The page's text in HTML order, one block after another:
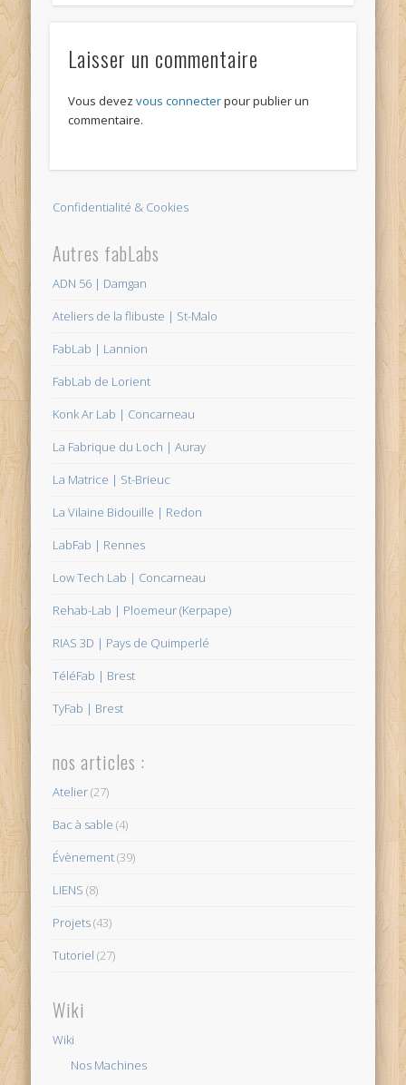
Laisser un commentaire
Vous devez vous connecterpour publier un
commentaire.
Confidentialité & Cookies
Autres fabLabs
ADN 56 | Damgan
Ateliers de la flibuste | St-Malo
FabLab | Lannion
FabLab de Lorient
Konk Ar Lab | Concarneau
La Fabrique du Loch | Auray
La Matrice | St-Brieuc
La Vilaine Bidouille | Redon
LabFab | Rennes
Low Tech Lab | Concarneau
Rehab-Lab | Ploemeur (Kerpape)
RIAS 3D | Pays de Quimperlé
TéléFab | Brest
TyFab | Brest
nos articles :
Atelier(27)
Bac à sable (4)
Évènement(39)
LIENS (8)
Projets(43)
Tutoriel (27)
Wiki
Wiki
Nos Machines